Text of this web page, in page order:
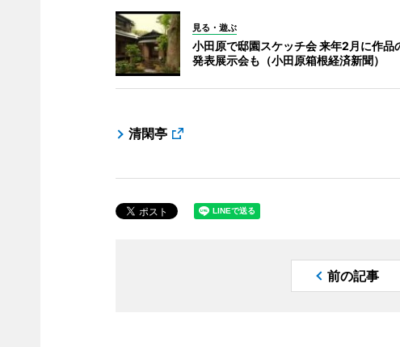
見る・遊ぶ
小田原で邸園スケッチ会 来年2月に作品
発表展示会も（小田原箱根経済新聞）
清閑亭
前の記事